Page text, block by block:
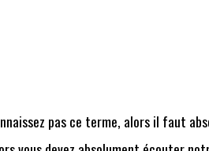
pas ce terme, alors il faut